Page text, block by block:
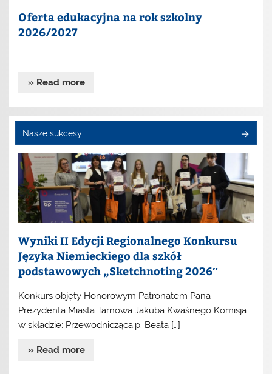
Oferta edukacyjna na rok szkolny
2026/2027
» Read more
Nasze sukcesy
Wyniki II Edycji Regionalnego Konkursu
Języka Niemieckiego dla szkół
podstawowych „Sketchnoting 2026″
Konkurs objęty Honorowym Patronatem Pana
Prezydenta Miasta Tarnowa Jakuba Kwaśnego Komisja
w składzie: Przewodnicząca:p. Beata […]
» Read more